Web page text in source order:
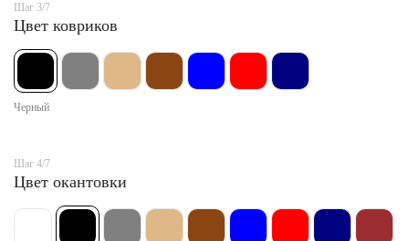
Шаг 3/7
Цвет ковриков
Черный
Шаг 4/7
Цвет окантовки